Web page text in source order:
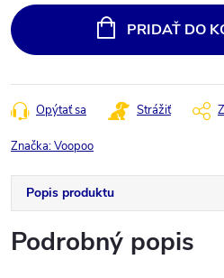
cena:
PRIDAŤ DO
Opýtať sa Strážiť
Značka:Voopoo
Popis produktu
Podrobný popis